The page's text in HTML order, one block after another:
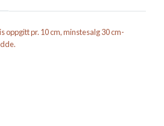
oppgitt pr. 10 cm, minstesalg 30 cm-